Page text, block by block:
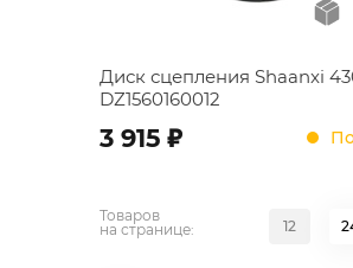
Диск сцепления Shaanxi
DZ1560160012
3 915 ;
Товаров
на странице:
12